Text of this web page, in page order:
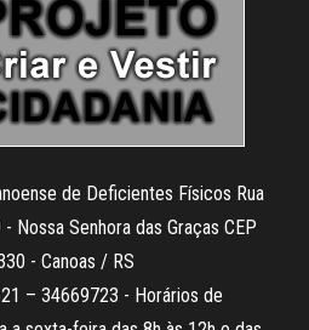
de Deficientes Físicos Rua
Nossa Senhora das Graças CEP
- Canoas / RS
– 34669723 - Horários de